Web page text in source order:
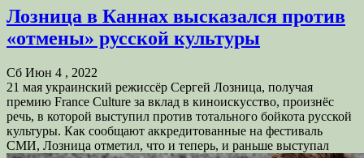
Лозница в Каннах высказался против
«отмены» русской культуры
Сб Июн 4 , 2022
21 мая украинский режиссёр Сергей Лозница, получая
премию France Culture за вклад в киноискусство, произнёс
речь, в которой выступил против тотального бойкота русской
культуры. Как сообщают аккредитованные на фестиваль
СМИ, Лозница отметил, что и теперь, и раньше выступал